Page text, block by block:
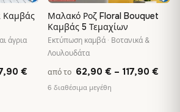
Καμβάς
άγρια
€ Price
range:
Μαλακό Ροζ Floral Bouquet
Καμβάς 5 Τεμαχίων
Εκτύπωση καμβά · Βοτανικά &
Λουλουδάτα
από το 62,90 € – 117,90 €
6 διαθέσιμα μεγέθη